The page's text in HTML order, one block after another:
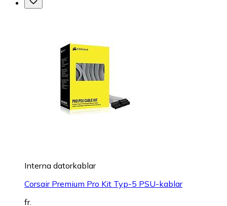
Interna datorkablar
Corsair Premium Pro Kit Typ-5 PSU-kablar
fr.